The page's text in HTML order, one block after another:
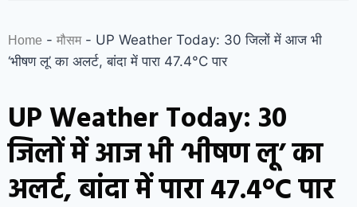
Home - मौसम- UP Weather Today: 30 जिलों में आज भी
‘भीषण लू’ का अलर्ट, बांदा में पारा 47.4°C पार
UP Weather Today: 30
जिलों में आज भी ‘भीषण लू’ का
अलर्ट, बांदा में पारा 47.4°C पार